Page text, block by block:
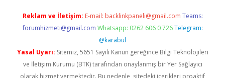
Reklam ve İletişim: E-mail: backlinkpaneli@gmail.com Teams:
forumhizmeti@gmail.com Whatsapp: 0262 606 0 726 Telegram:
@karabul
Yasal Uyarı: Sitemiz, 5651 Sayılı Kanun gereğince Bilgi Teknolojileri
ve İletişim Kurumu (BTK) tarafından onaylanmış bir Yer Sağlayıcı
olarak hizmet vermektedir. Bu nedenle, sitedeki içerikleri proaktif